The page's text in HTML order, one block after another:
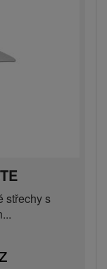
střechy s